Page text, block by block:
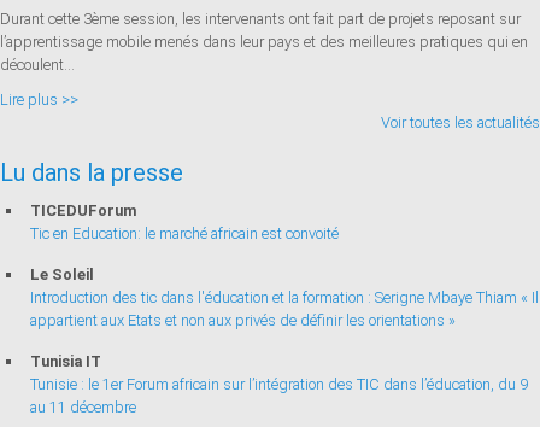
Durant cette 3ème session, les intervenants ont fait part de projets reposant sur
l’apprentissage mobile menés dans leur pays et des meilleures pratiques qui en
découlent...
Lire plus >>
Voir toutes les actualités
Lu dans la presse
TICEDUForum
Tic en Education: le marché africain est convoité
Le Soleil
Introduction des tic dans l'éducation et la formation : Serigne Mbaye Thiam « Il
appartient aux Etats et non aux privés de définir les orientations »
Tunisia IT
Tunisie : le 1er Forum africain sur l’intégration des TIC dans l’éducation, du 9
au 11 décembre